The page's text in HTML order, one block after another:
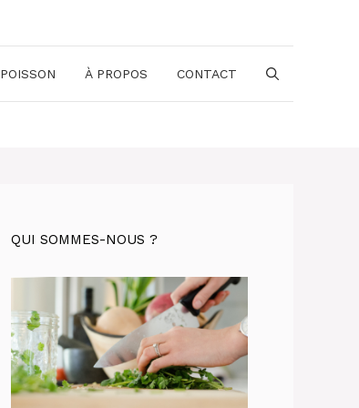
POISSON À PROPOS CONTACT
QUI SOMMES-NOUS ?